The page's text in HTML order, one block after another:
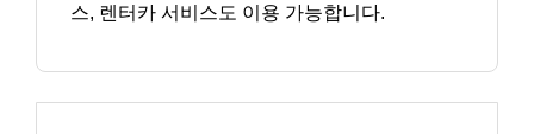
스, 렌터카 서비스도 이용 가능합니다.